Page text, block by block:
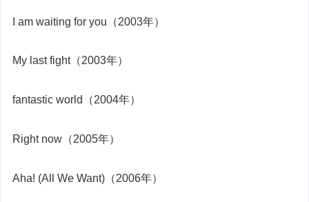
I am waiting for you（2003年）
My last fight（2003年）
fantastic world（2004年）
Right now（2005年）
Aha! (All We Want)（2006年）